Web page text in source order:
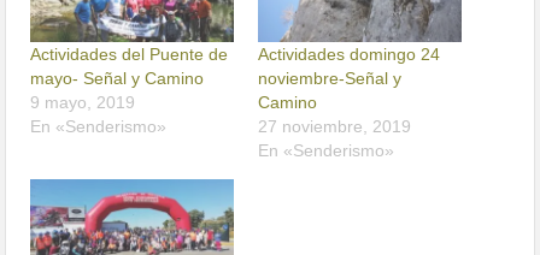
Actividades del Puente de
mayo- Señal y Camino
9 mayo, 2019
En «Senderismo»
Actividades domingo 24
noviembre-Señal y
Camino
27 noviembre, 2019
En «Senderismo»